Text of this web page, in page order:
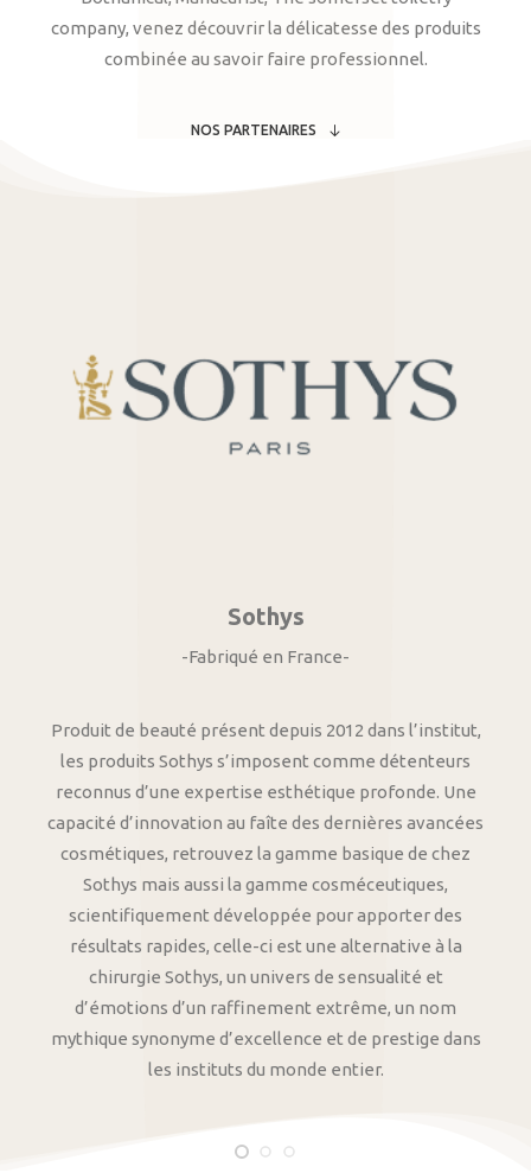
company, venez découvrir la délicatesse des produits
combinée au savoir faire professionnel.
NOS PARTENAIRES
Sothys
-Fabriqué en France-
Produit de beauté présent depuis 2012 dans l’institut,
les produits Sothys s’imposent comme détenteurs
reconnus d’une expertise esthétique profonde. Une
capacité d’innovation au faîte des dernières avancées
cosmétiques, retrouvez la gamme basique de chez
Sothys mais aussi la gamme cosméceutiques,
scientifiquement développée pour apporter des
résultats rapides, celle-ci est une alternative à la
chirurgie Sothys, un univers de sensualité et
d’émotions d’un raffinement extrême, un nom
mythique synonyme d’excellence et de prestige dans
les instituts du monde entier.